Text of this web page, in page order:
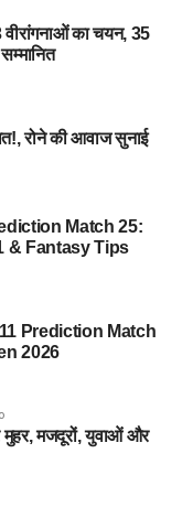
वीरांगनाओं का चयन, 35
रोने की आवाज सुनाई
Match 25:
& Fantasy Tips
Prediction Match
2026
मुहर, मजदूरों, युवाओं और